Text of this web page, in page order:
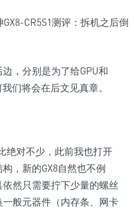
，分别是为了给GPU和
们将会在后文见真章。
绝对不少，此前我也打开
，新的GX8自然也不例
然只需要拧下少量的螺丝
般元器件（内存条、网卡